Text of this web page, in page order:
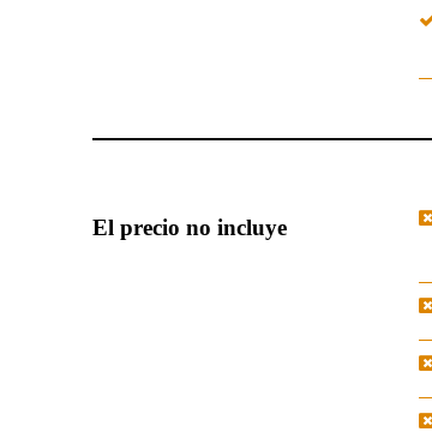
El precio no incluye